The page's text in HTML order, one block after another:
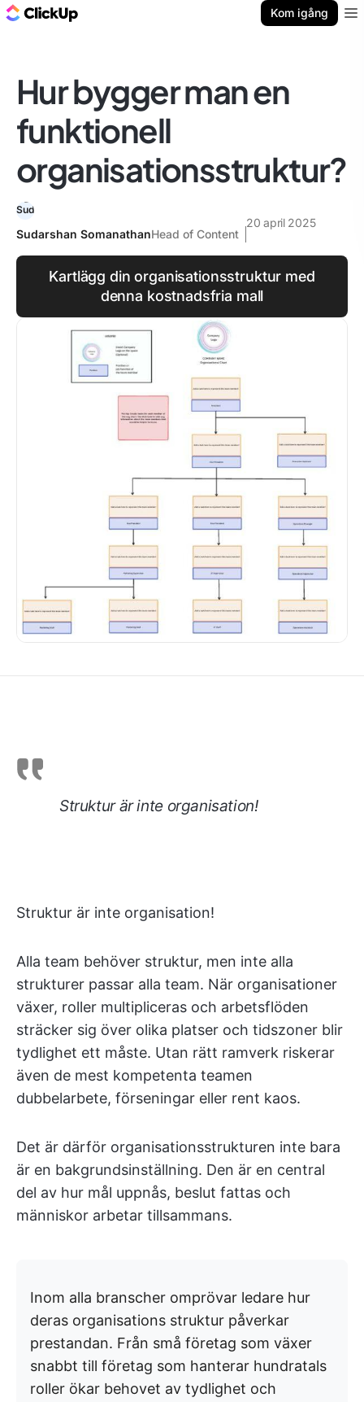
Kom igång
Hur bygger man en
funktionell
organisationsstruktur?
Sudarshan SomanathanHead of Content
20 april 2025
Kartlägg din organisationsstruktur med
denna kostnadsfria mall
Struktur är inte organisation!
Struktur är inte organisation!
Alla team behöver struktur, men inte alla
strukturer passar alla team. När organisationer
växer, roller multipliceras och arbetsflöden
sträcker sig över olika platser och tidszoner blir
tydlighet ett måste. Utan rätt ramverk riskerar
även de mest kompetenta teamen
dubbelarbete, förseningar eller rent kaos.
Det är därför organisationsstrukturen inte bara
är en bakgrundsinställning. Den är en central
del av hur mål uppnås, beslut fattas och
människor arbetar tillsammans.
Inom alla branscher omprövar ledare hur
deras organisations struktur påverkar
prestandan. Från små företag som växer
snabbt till företag som hanterar hundratals
roller ökar behovet av tydlighet och